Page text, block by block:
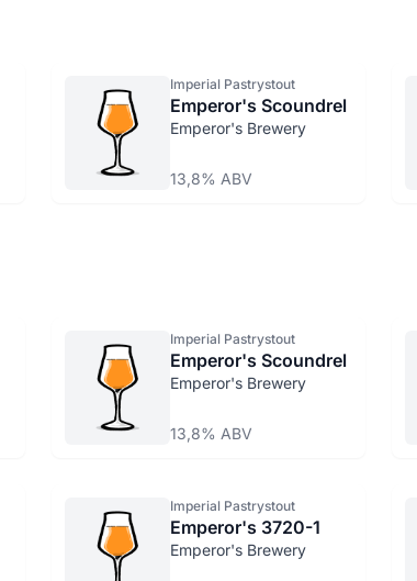
Imperial Pastrystout
Emperor's Scoundrel
Emperor's Brewery
13,8% ABV
Imperial Pastrystout
Emperor's Scoundrel
Emperor's Brewery
13,8% ABV
Imperial Pastrystout
Emperor's 3720-1
Emperor's Brewery